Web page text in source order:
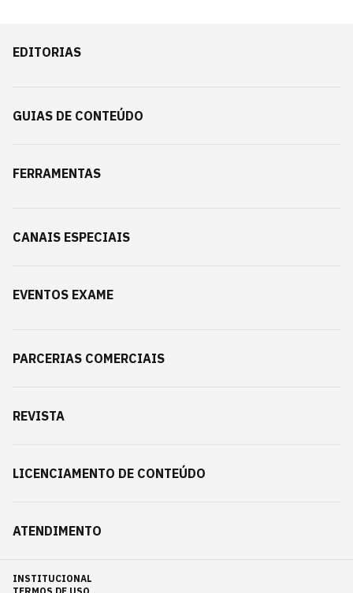
EDITORIAS
GUIAS DE CONTEÚDO
FERRAMENTAS
CANAIS ESPECIAIS
EVENTOS EXAME
PARCERIAS COMERCIAIS
REVISTA
LICENCIAMENTO DE CONTEÚDO
ATENDIMENTO
INSTITUCIONAL